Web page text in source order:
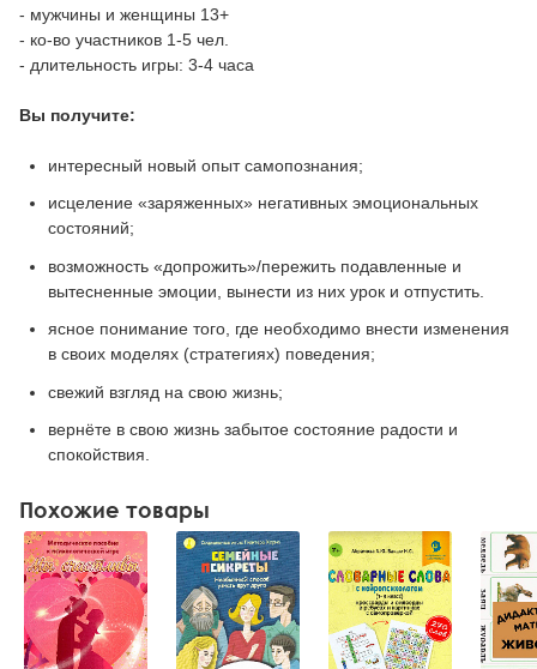
- мужчины и женщины 13+
- ко-во участников 1-5 чел.
- длительность игры: 3-4 часа
Вы получите:
интересный новый опыт самопознания;
исцеление «заряженных» негативных эмоциональных
состояний;
возможность «допрожить»/пережить подавленные и
вытесненные эмоции, вынести из них урок и отпустить.
ясное понимание того, где необходимо внести изменения
в своих моделях (стратегиях) поведения;
свежий взгляд на свою жизнь;
вернёте в свою жизнь забытое состояние радости и
спокойствия.
Похожие товары